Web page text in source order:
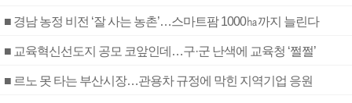
■ 경남 농정 비전 ‘잘 사는 농촌’…스마트팜 1000㏊까지 늘린다
■ 교육혁신선도지 공모 코앞인데…구·군 난색에 교육청 ‘쩔쩔’
■ 르노 못 타는 부산시장…관용차 규정에 막힌 지역기업 응원